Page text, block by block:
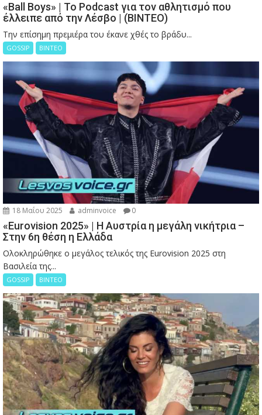
«Ball Boys» | Το Podcast για τον αθλητισμό που
έλλειπε από την Λέσβο | (ΒΙΝΤΕΟ)
Την επίσημη πρεμιέρα του έκανε χθές το βράδυ...
GOSSIP ΒΙΝΤΕΟ
18 Μαΐου 2025 adminvoice 0
«Eurovision 2025» | Η Αυστρία η μεγάλη νικήτρια –
Στην 6η θέση η Ελλάδα
Ολοκληρώθηκε ο μεγάλος τελικός της Eurovision 2025 στη
Βασιλεία της...
GOSSIP ΒΙΝΤΕΟ